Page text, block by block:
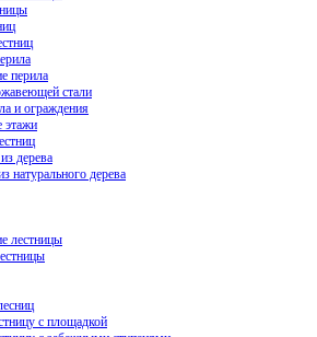
перила
стали
и ограждения
этажи
дерева
натурального дерева
лестницы
с площадкой